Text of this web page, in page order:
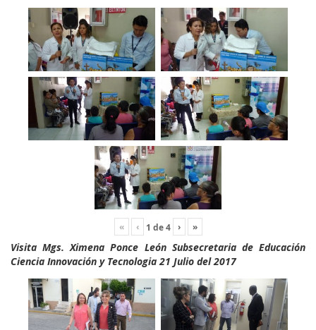
« ‹ 1 de4 › »
Visita Mgs. Ximena Ponce León Subsecretaria de Educación
Ciencia Innovación y Tecnologia 21 Julio del 2017